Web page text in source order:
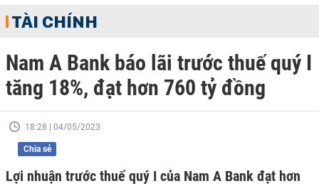
TÀI CHÍNH
Nam A Bank báo lãi trước thuế quý I
tăng 18%, đạt hơn 760 tỷ đồng
18:28 | 04/05/2023
Chia sẻ
Lợi nhuận trước thuế quý I của Nam A Bank đạt hơn